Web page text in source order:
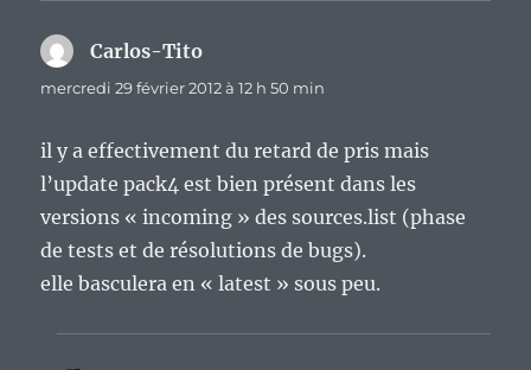
Carlos-Tito
mercredi 29 février 2012 à 12 h 50 min
il y a effectivement du retard de pris mais
l’update pack4 est bien présent dans les
versions « incoming » des sources.list (phase
de tests et de résolutions de bugs).
elle basculera en « latest » sous peu.